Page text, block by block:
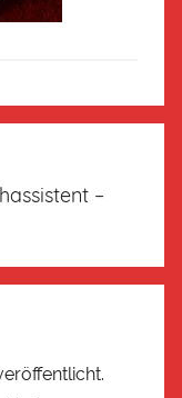
–